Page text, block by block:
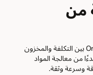
من
يجمع تنفيذ سلسلة التوريد من Oracle Fusion Cloud بين التكلفة والمخزون
من معالجة المواد